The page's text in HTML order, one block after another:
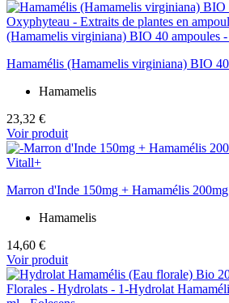
Hamamélis (Hamamelis virginiana) BIO
Hamamelis
23,32 €
Voir produit
Marron d'Inde 150mg + Hamamélis
Hamamelis
14,60 €
Voir produit